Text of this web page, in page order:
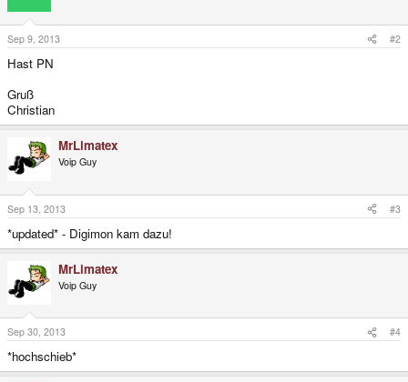
Sep 9, 2013 #2
Hast PN
Gruß
Christian
MrLimatex
Voip Guy
Sep 13, 2013 #3
*updated* - Digimon kam dazu!
MrLimatex
Voip Guy
Sep 30, 2013 #4
*hochschieb*